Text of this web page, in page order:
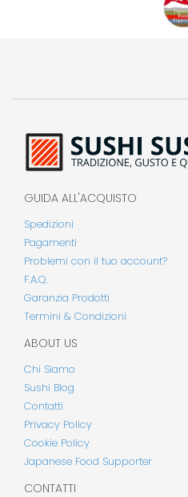
GUIDA ALL'ACQUISTO
Spedizioni
Pagamenti
Problemi con il tuo account?
F.A.Q.
Garanzia Prodotti
Termini & Condizioni
ABOUT US
Chi Siamo
Sushi Blog
Contatti
Privacy Policy
Cookie Policy
Japanese Food Supporter
CONTATTI